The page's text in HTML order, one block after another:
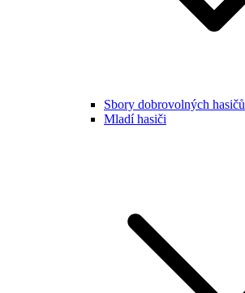
Sbory dobrovolných hasičů
Mladí hasiči